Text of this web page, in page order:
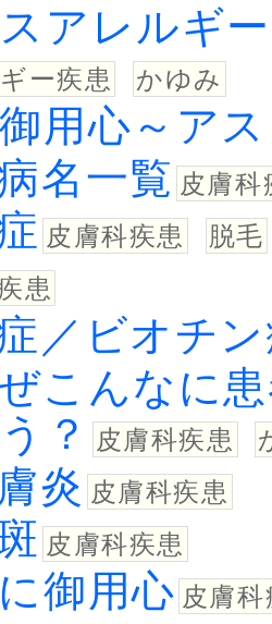
アレルギ
ー疾患 かゆみ
用心～ア
名一覧 皮膚科
皮膚科疾患 脱毛
患
／ビオチ
こんなに
？
皮膚科疾患
炎 皮膚科疾患
皮膚科疾患
御用心 皮膚